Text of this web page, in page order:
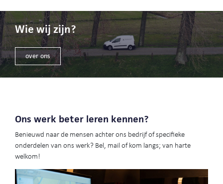
Wie wij zijn?
over ons
Ons werk beter leren kennen?
Benieuwd naar de mensen achter ons bedrijf of specifieke
onderdelen van ons werk? Bel, mail of kom langs; van harte
welkom!